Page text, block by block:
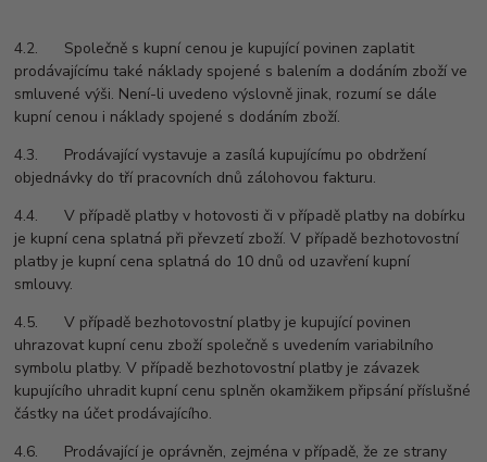
4.2. Společně s kupní cenou je kupující povinen zaplatit
prodávajícímu také náklady spojené s balením a dodáním zboží ve
smluvené výši. Není-li uvedeno výslovně jinak, rozumí se dále
kupní cenou i náklady spojené s dodáním zboží.
4.3. Prodávající vystavuje a zasílá kupujícímu po obdržení
objednávky do tří pracovních dnů zálohovou fakturu.
4.4. V případě platby v hotovosti či v případě platby na dobírku
je kupní cena splatná při převzetí zboží. V případě bezhotovostní
platby je kupní cena splatná do 10 dnů od uzavření kupní
smlouvy.
4.5. V případě bezhotovostní platby je kupující povinen
uhrazovat kupní cenu zboží společně s uvedením variabilního
symbolu platby. V případě bezhotovostní platby je závazek
kupujícího uhradit kupní cenu splněn okamžikem připsání příslušné
částky na účet prodávajícího.
4.6. Prodávající je oprávněn, zejména v případě, že ze strany